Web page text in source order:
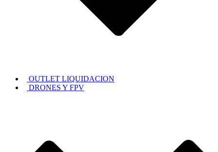
OUTLET LIQUIDACION
DRONES Y FPV